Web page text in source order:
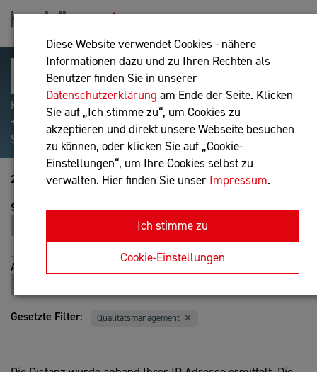
Diese Website verwendet Cookies - nähere
Informationen dazu und zu Ihren Rechten als
Benutzer finden Sie in unserer
Datenschutzerklärung am Ende der Seite. Klicken
Sie auf „Ich stimme zu“, um Cookies zu
akzeptieren und direkt unsere Webseite besuchen
zu können, oder klicken Sie auf „Cookie-
Einstellungen“, um Ihre Cookies selbst zu
verwalten. Hier finden Sie unser Impressum.
Ich stimme zu
Cookie-Einstellungen
Hilfreiche Suchparameter: Begriff einschließen:
+webshop, Begriff ausschließen: -webshop, Exakter
Suchbegriff: "internet of things"
201-220 von 237
Sortierung
Entfernung
A-Z
Z-A
Ansicht
Gesetzte Filter: Qualitätsmanagement